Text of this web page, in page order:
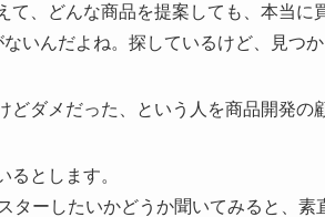
て、どんな商品を提案しても、本当に
いんだよね。探しているけど、見つか
ダメだった、という人を商品開発の
とします。
ーしたいかどうか聞いてみると、素